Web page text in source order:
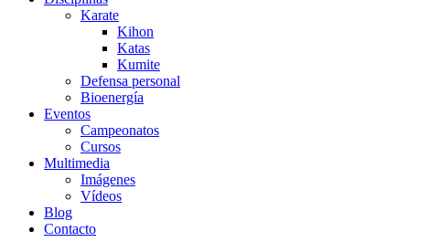
Karate
Kihon
Katas
Kumite
Defensa personal
Bioenergía
Eventos
Campeonatos
Cursos
Multimedia
Imágenes
Vídeos
Blog
Contacto